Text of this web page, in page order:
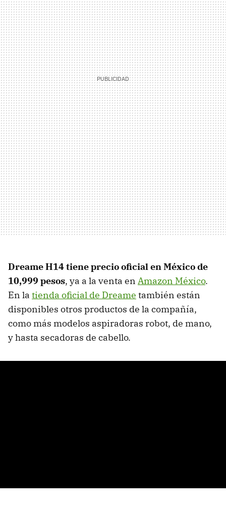
Dreame H14 tiene precio oficial en México de
10,999 pesos, ya a la venta en Amazon México.
En la tienda oficial de Dreame también están
disponibles otros productos de la compañía,
como más modelos aspiradoras robot, de mano,
y hasta secadoras de cabello.